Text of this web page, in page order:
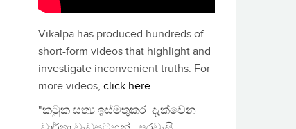
Vikalpa has produced hundreds of
short-form videos that highlight and
investigate inconvenient truths. For
more videos, click here.
"කටුක සත්‍ය ඉස්මතුකර දැක්වෙන